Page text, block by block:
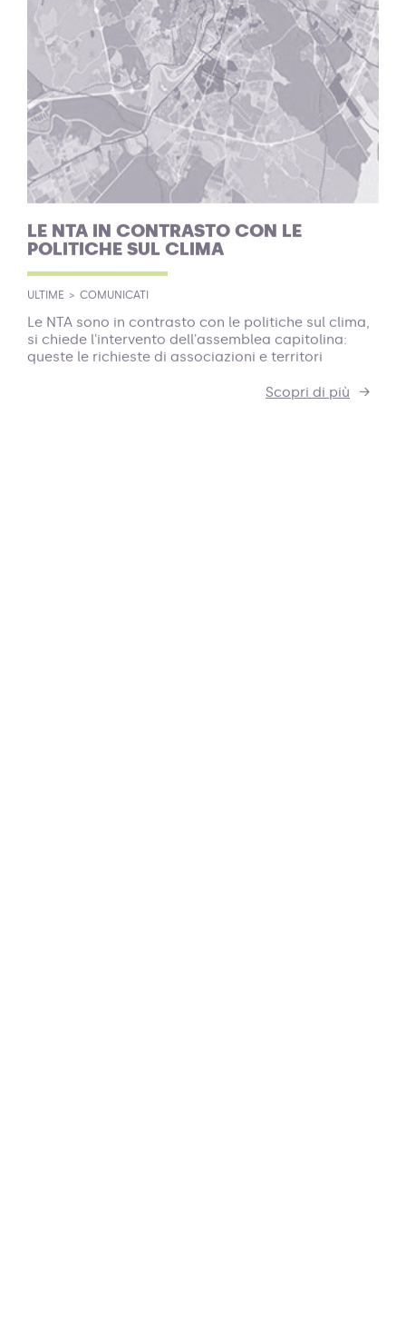
LE NTA IN CONTRASTO CON LE
POLITICHE SUL CLIMA
ULTIME COMUNICATI
Le NTA sono in contrasto con le politiche sul clima,
si chiede l'intervento dell'assemblea capitolina:
queste le richieste di associazioni e territori
Scopri di più